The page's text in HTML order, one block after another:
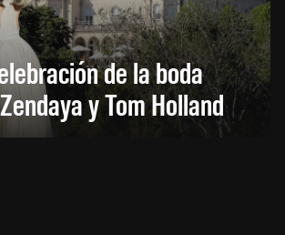
de la boda
y Tom Holland